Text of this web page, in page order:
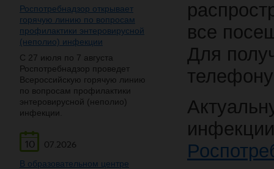
Роспотребнадзор открывает
горячую линию по вопросам
профилактики энтеровирусной
(неполио) инфекции
С 27 июля по 7 августа
Роспотребнадзор проведет
Всероссийскую горячую линию
по вопросам профилактики
энтеровирусной (неполио)
инфекции.
10
07.2026
В образовательном центре
все
Для